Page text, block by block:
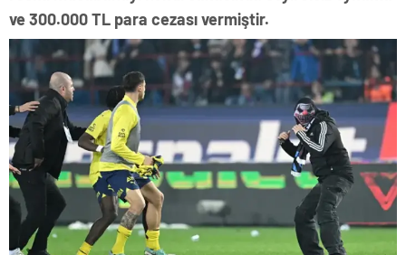
ve 300.000 TL para cezası vermiştir.